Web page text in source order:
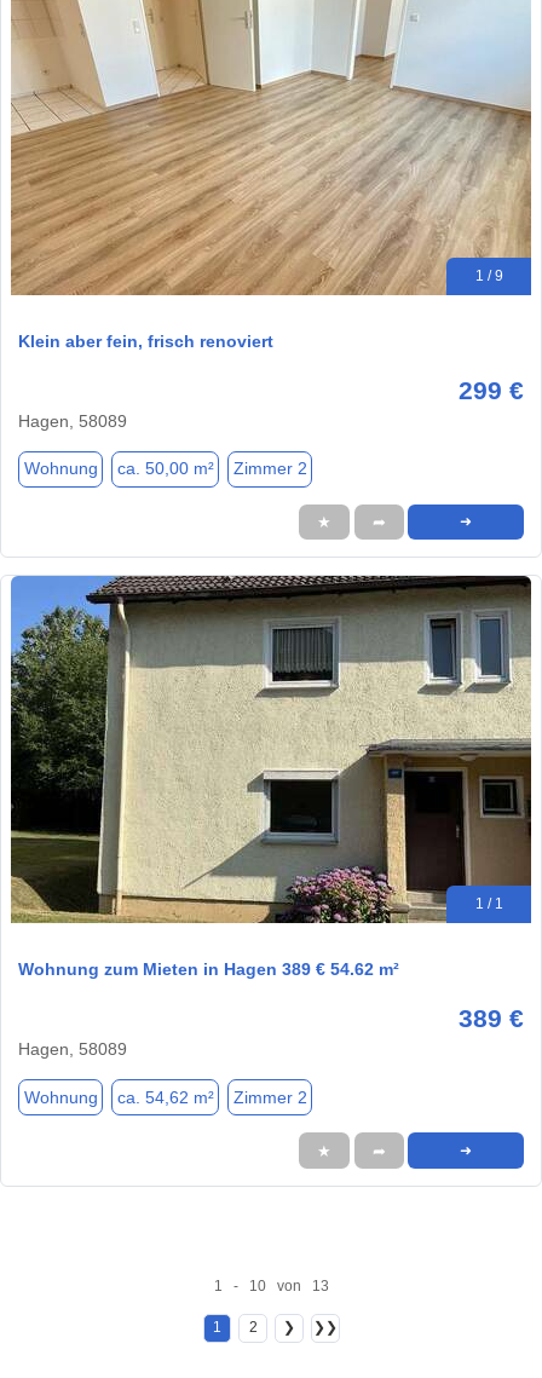
1 / 9
Klein aber fein, frisch renoviert
299 €
Hagen, 58089
Wohnung ca. 50,00 m² Zimmer 2
★ ➦ ➜
1 / 1
Wohnung zum Mieten in Hagen 389 € 54.62 m²
389 €
Hagen, 58089
Wohnung ca. 54,62 m² Zimmer 2
★ ➦ ➜
1 - 10 von 13
1 2 ❯ ❯❯